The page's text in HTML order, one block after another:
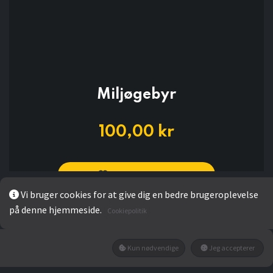
Miljøgebyr
100,00 kr
Add to wishlist
Vi bruger cookies for at give dig en bedre brugeroplevelse
på denne hjemmeside.
Cookiepolitik
Kun nødvendige Jeg accepterer